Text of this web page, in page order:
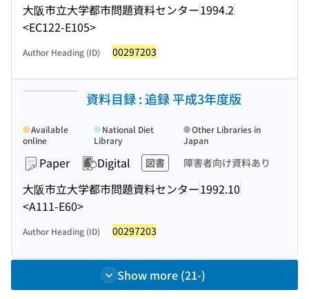
大阪市立大学都市問題資料センター1994.2
<EC122-E105>
Author Heading (ID) 00297203
資料目録 : 追録 平成3年度版
Paper Digital 図書 障害者向け資料あり
大阪市立大学都市問題資料センター1992.10
<A111-E60>
Available
online
National Diet
Library
Other Libraries in
Japan
Author Heading (ID) 00297203
Show more (21-)